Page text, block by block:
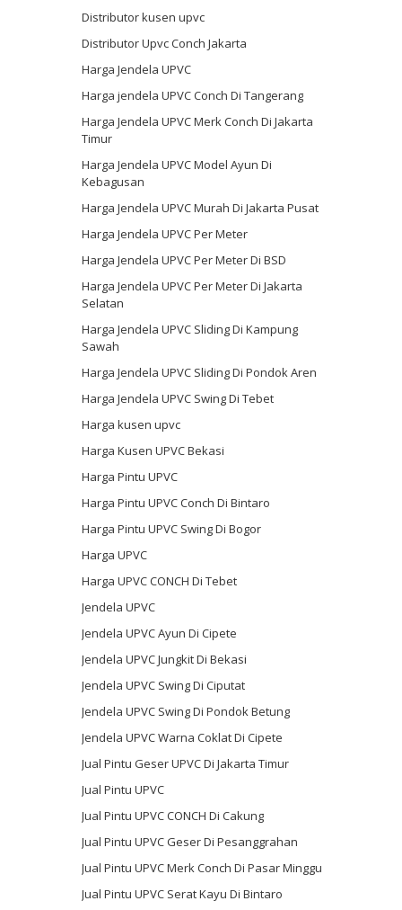
Distributor kusen upvc
Distributor Upvc Conch Jakarta
Harga Jendela UPVC
Harga jendela UPVC Conch Di Tangerang
Harga Jendela UPVC Merk Conch Di Jakarta
Timur
Harga Jendela UPVC Model Ayun Di
Kebagusan
Harga Jendela UPVC Murah Di Jakarta Pusat
Harga Jendela UPVC Per Meter
Harga Jendela UPVC Per Meter Di BSD
Harga Jendela UPVC Per Meter Di Jakarta
Selatan
Harga Jendela UPVC Sliding Di Kampung
Sawah
Harga Jendela UPVC Sliding Di Pondok Aren
Harga Jendela UPVC Swing Di Tebet
Harga kusen upvc
Harga Kusen UPVC Bekasi
Harga Pintu UPVC
Harga Pintu UPVC Conch Di Bintaro
Harga Pintu UPVC Swing Di Bogor
Harga UPVC
Harga UPVC CONCH Di Tebet
Jendela UPVC
Jendela UPVC Ayun Di Cipete
Jendela UPVC Jungkit Di Bekasi
Jendela UPVC Swing Di Ciputat
Jendela UPVC Swing Di Pondok Betung
Jendela UPVC Warna Coklat Di Cipete
Jual Pintu Geser UPVC Di Jakarta Timur
Jual Pintu UPVC
Jual Pintu UPVC CONCH Di Cakung
Jual Pintu UPVC Geser Di Pesanggrahan
Jual Pintu UPVC Merk Conch Di Pasar Minggu
Jual Pintu UPVC Serat Kayu Di Bintaro